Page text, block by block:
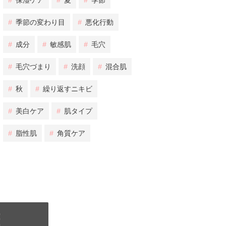
# 季節の変わり目 # 悪化行動
# 成分 # 敏感肌 # 毛穴
# 毛穴づまり # 洗顔 # 混合肌
# 秋 # 繰り返すニキビ
# 美白ケア # 肌タイプ
# 脂性肌 # 角質ケア